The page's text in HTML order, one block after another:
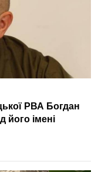
РВА Богдан
його імені